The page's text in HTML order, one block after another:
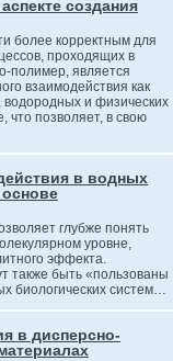
создания
более корректным для
проходящих в
полимер, является
взаимодействия как
водородных и физических
что позволяет, в свою
в водных
основе
глубже понять
уровне,
эффекта.
также быть «пользованы
биологических систем…
в дисперсно-